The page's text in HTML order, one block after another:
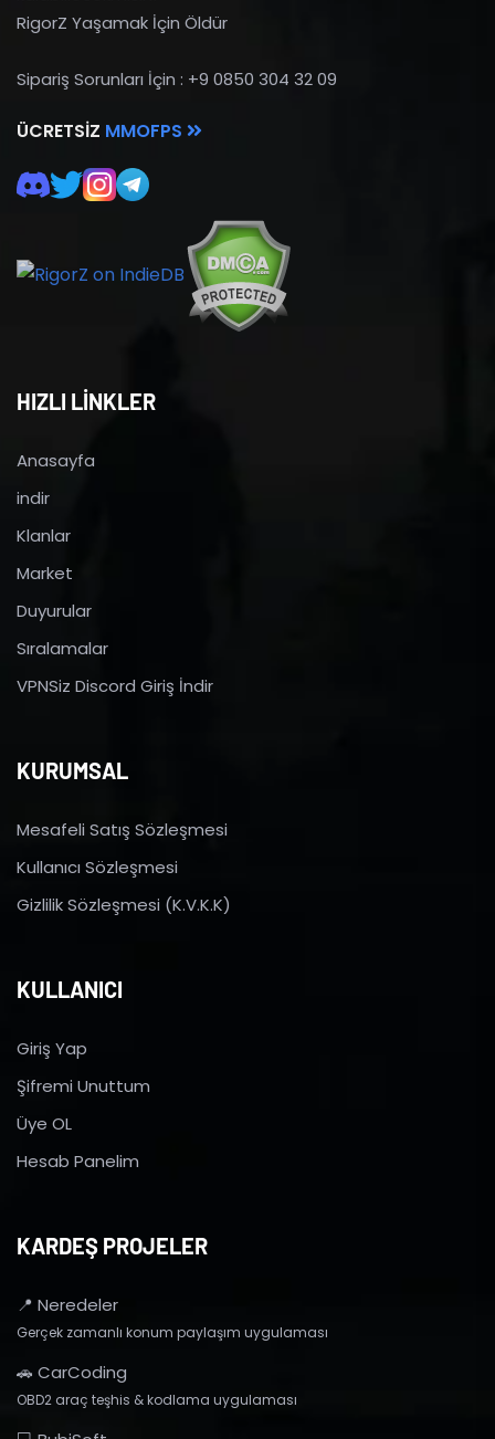
RigorZ Yaşamak İçin Öldür
Sipariş Sorunları İçin : +9 0850 304 32 09
ÜCRETSIZ MMOFPS
HIZLI LİNKLER
Anasayfa
indir
Klanlar
Market
Duyurular
Sıralamalar
VPNSiz Discord Giriş İndir
KURUMSAL
Mesafeli Satış Sözleşmesi
Kullanıcı Sözleşmesi
Gizlilik Sözleşmesi (K.V.K.K)
KULLANICI
Giriş Yap
Şifremi Unuttum
Üye OL
Hesab Panelim
KARDEŞ PROJELER
📍 Neredeler
Gerçek zamanlı konum paylaşım uygulaması
🚗 CarCoding
OBD2 araç teşhis & kodlama uygulaması